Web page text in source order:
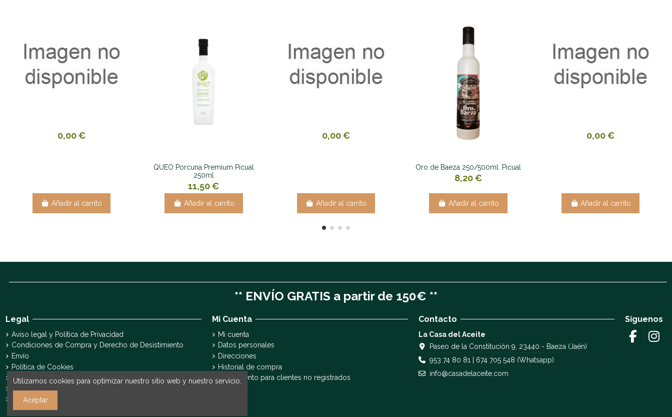
0,00 €
Añadir al carrito
QUEO Porcuna Premium Picual
250ml
11,50 €
Añadir al carrito
0,00 €
Añadir al carrito
Oro de Baeza 250/500ml. Picual
8,20 €
Añadir al carrito
0,00 €
Añadir al carrito
** ENVÍO GRATIS a partir de 150€ **
Legal
Aviso legal y Política de Privacidad
Condiciones de Compra y Derecho de Desistimiento
Envío
Política de Cookies
Declaración de accesibilidad
Pyme Innova
Mi Cuenta
Mi cuenta
Datos personales
Direcciones
Historial de compra
Seguimiento para clientes no registrados
Contacto
La Casa del Aceite
Paseo de la Constitución 9, 23440 - Baeza (Jaén)
953 74 80 81 | 674 705 548 (Whatsapp)
info@casadelaceite.com
Síguenos
Utilizamos cookies para optimizar nuestro sitio web y nuestro servicio.
Aceptar